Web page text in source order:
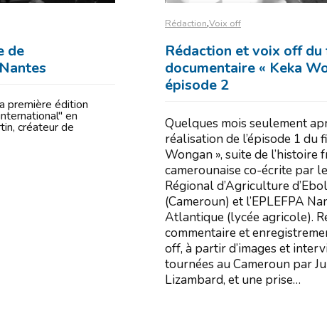
de
première édition
en
créateur de
Rédaction,Voix off
Rédaction et voix off du
documentaire « Keka
épisode 2
Quelques mois seulement
réalisation de l’épisode 1 du
Wongan », suite de l’histoire
camerounaise co-écrite par
Régional d’Agriculture
(Cameroun) et l’EPLEFPA
Atlantique (lycée agricole).
commentaire et
off, à partir d’images et
tournées au Cameroun par
Lizambard, et une prise…